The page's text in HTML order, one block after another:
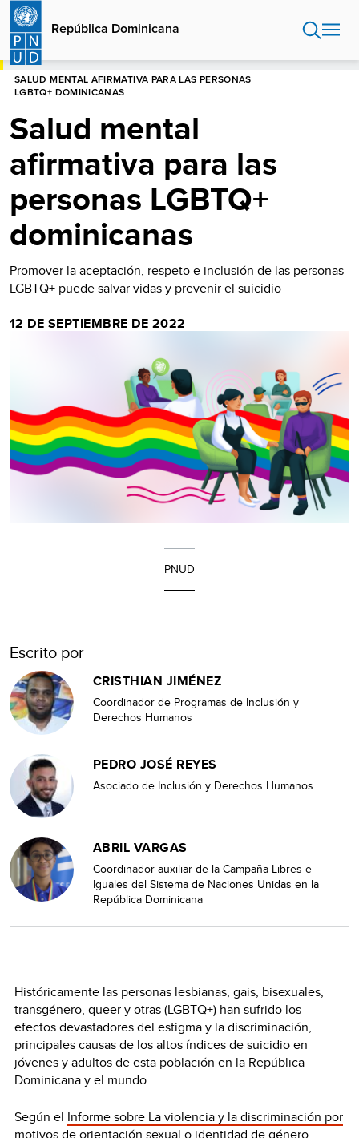
Pasar
contenido
principal
República Dominicana
HOME
SALUD MENTAL AFIRMATIVA PARA LAS PERSONAS
LGBTQ+ DOMINICANAS
Salud mental
afirmativa para las
personas LGBTQ+
dominicanas
Promover la aceptación, respeto e inclusión de las personas
LGBTQ+ puede salvar vidas y prevenir el suicidio
12 DE SEPTIEMBRE DE 2022
PNUD
Escrito por
CRISTHIAN JIMÉNEZ
Coordinador de Programas de Inclusión y
Derechos Humanos
PEDRO JOSÉ REYES
Asociado de Inclusión y Derechos Humanos
ABRIL VARGAS
Coordinador auxiliar de la Campaña Libres e
Iguales del Sistema de Naciones Unidas en la
República Dominicana
Históricamente las personas lesbianas, gais, bisexuales,
transgénero, queer y otras (LGBTQ+) han sufrido los
efectos devastadores del estigma y la discriminación,
principales causas de los altos índices de suicidio en
jóvenes y adultos de esta población en la República
Dominicana y el mundo.
Según el Informe sobre La violencia y la discriminación por
motivos de orientación sexual o identidad de género